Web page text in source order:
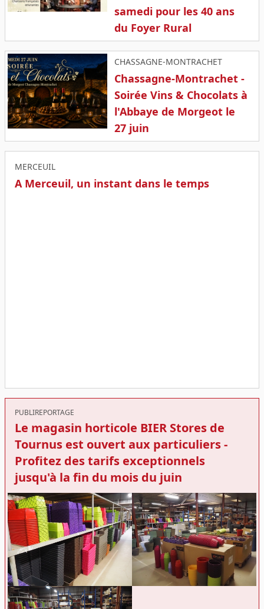
samedi pour les 40 ans
du Foyer Rural
CHASSAGNE-MONTRACHET
Chassagne-Montrachet -
Soirée Vins & Chocolats à
l'Abbaye de Morgeot le
27 juin
MERCEUIL
A Merceuil, un instant dans le temps
PUBLIREPORTAGE
Le magasin horticole BIER Stores de
Tournus est ouvert aux particuliers -
Profitez des tarifs exceptionnels
jusqu'à la fin du mois du juin